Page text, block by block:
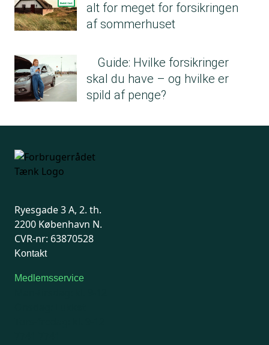
alt for meget for forsikringen
af sommerhuset
Guide: Hvilke forsikringer
skal du have – og hvilke er
spild af penge?
Ryesgade 3 A, 2. th.
2200 København N.
CVR-nr: 63870528
Kontakt
Medlemsservice